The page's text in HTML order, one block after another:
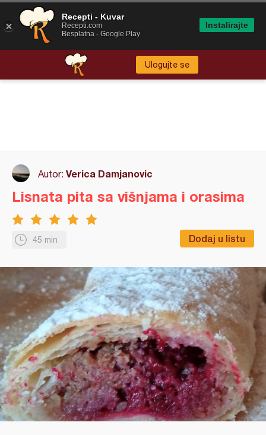
Ulogujte se
Autor: Verica Damjanovic
45 min Dodaj u listu
Lisnata pita sa višnjama i orasima
Recepti - Kuvar
Recepti.com
Besplatna - Google Play
Instalirajte